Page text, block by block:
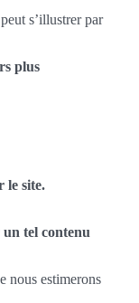
s’illustrer par
plus
le site.
tel contenu
nous estimerons